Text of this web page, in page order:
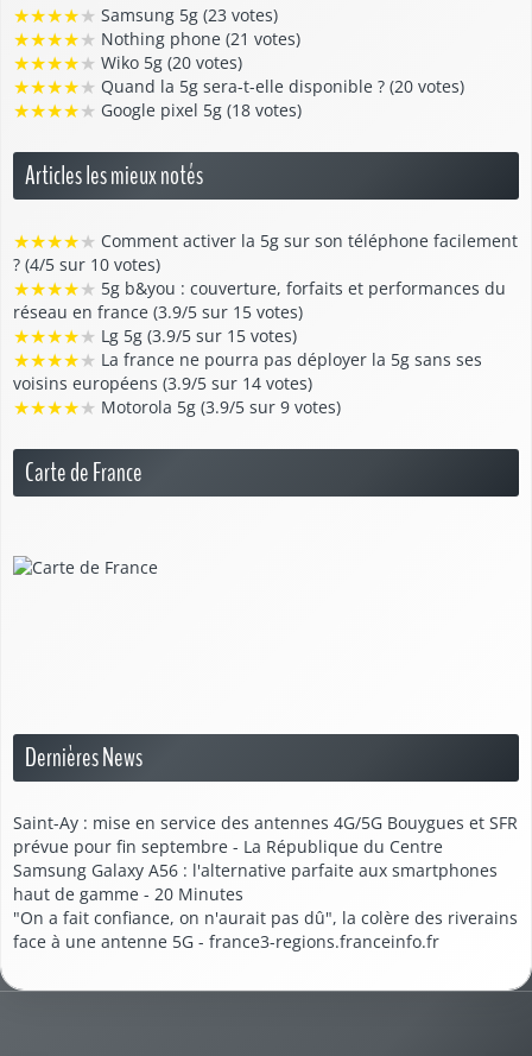
★★★★★ Samsung 5g (23 votes)
★★★★★ Nothing phone (21 votes)
★★★★★ Wiko 5g (20 votes)
★★★★★ Quand la 5g sera-t-elle disponible ? (20 votes)
★★★★★ Google pixel 5g (18 votes)
Articles les mieux notés
★★★★★ Comment activer la 5g sur son téléphone facilement
? (4/5 sur 10 votes)
★★★★★ 5g b&you : couverture, forfaits et performances du
réseau en france (3.9/5 sur 15 votes)
★★★★★ Lg 5g (3.9/5 sur 15 votes)
★★★★★ La france ne pourra pas déployer la 5g sans ses
voisins européens (3.9/5 sur 14 votes)
★★★★★ Motorola 5g (3.9/5 sur 9 votes)
Carte de France
Dernières News
Saint-Ay : mise en service des antennes 4G/5G Bouygues et SFR
prévue pour fin septembre - La République du Centre
Samsung Galaxy A56 : l'alternative parfaite aux smartphones
haut de gamme - 20 Minutes
"On a fait confiance, on n'aurait pas dû", la colère des riverains
face à une antenne 5G - france3-regions.franceinfo.fr